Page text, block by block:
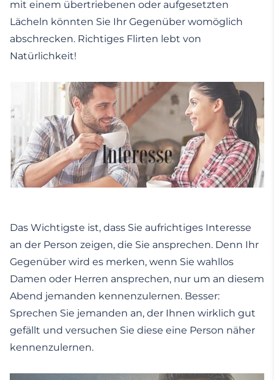
mit einem übertriebenen oder aufgesetzten
Lächeln könnten Sie Ihr Gegenüber womöglich
abschrecken. Richtiges Flirten lebt von
Natürlichkeit!
Das Wichtigste ist, dass Sie aufrichtiges Interesse
an der Person zeigen, die Sie ansprechen. Denn Ihr
Gegenüber wird es merken, wenn Sie wahllos
Damen oder Herren ansprechen, nur um an diesem
Abend jemanden kennenzulernen. Besser:
Sprechen Sie jemanden an, der Ihnen wirklich gut
gefällt und versuchen Sie diese eine Person näher
kennenzulernen.